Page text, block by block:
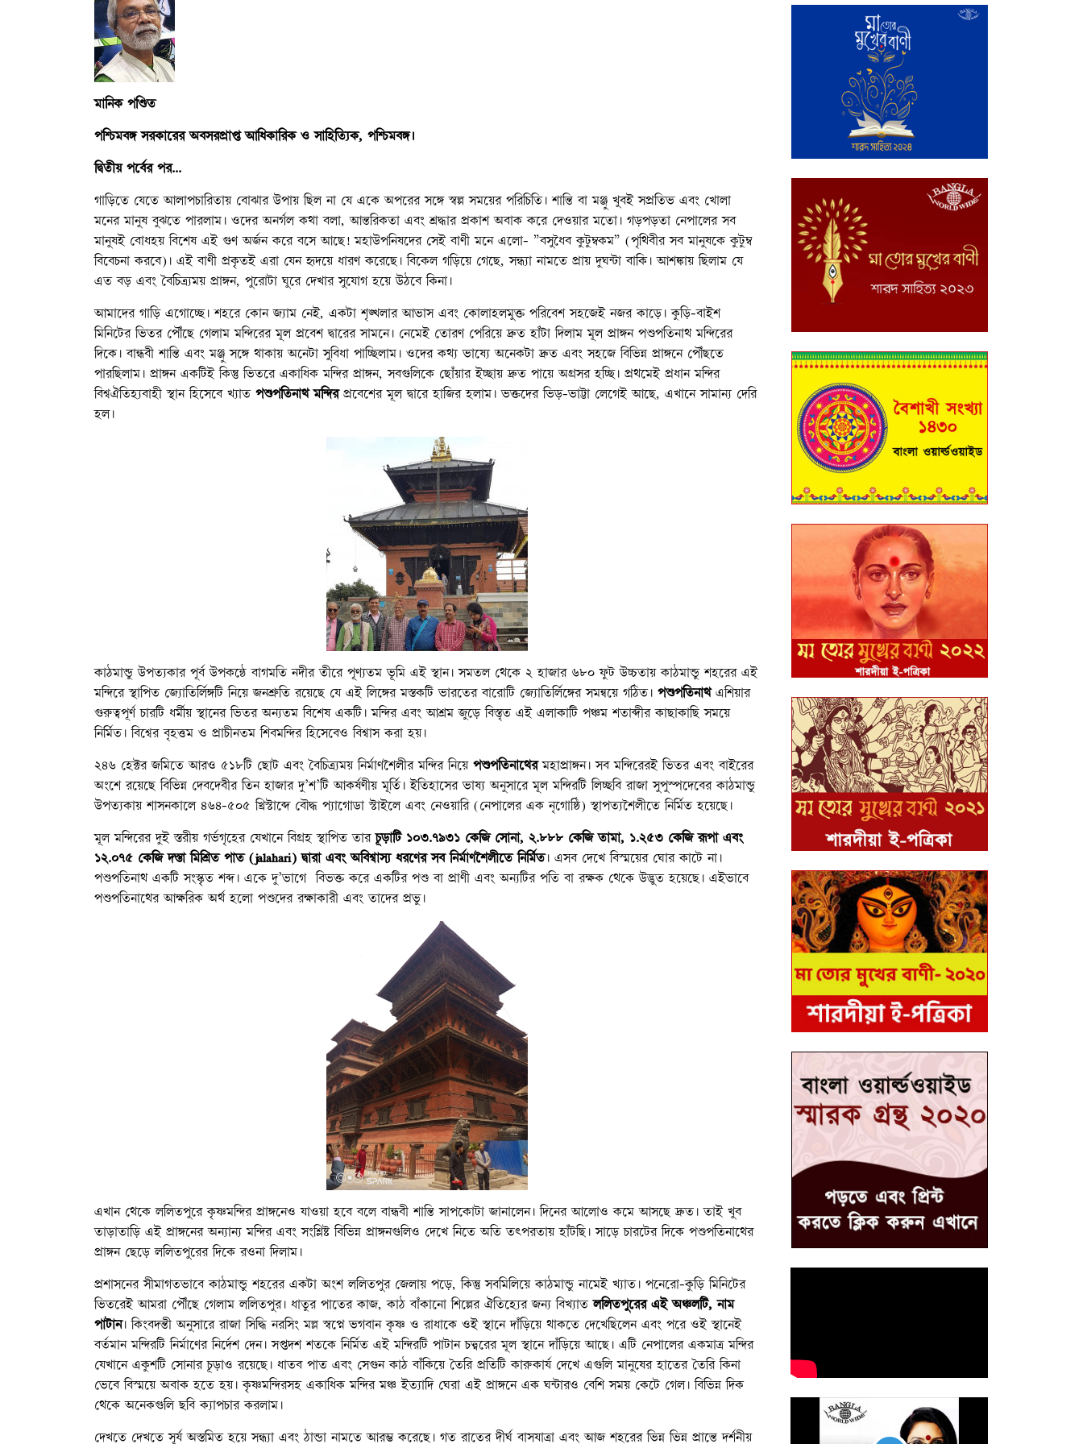
মানিক পণ্ডিত
পশ্চিমবঙ্গ সরকারের অবসরপ্রাপ্ত আধিকারিক ও সাহিত্যিক, পশ্চিমবঙ্গ।
দ্বিতীয় পর্বের পর...
গাড়িতে যেতে আলাপচারিতায় বোঝার উপায় ছিল না যে একে অপরের সঙ্গে স্বল্প সময়ের পরিচিতি। শান্তি বা মঞ্জু খুবই সপ্রতিভ এবং খোলা
মনের মানুষ বুঝতে পারলাম। ওদের অনর্গল কথা বলা, আন্তরিকতা এবং শ্রদ্ধার প্রকাশ অবাক করে দেওয়ার মতো। গড়পড়তা নেপালের সব
মানুষই বোধহয় বিশেষ এই গুণ অর্জন করে বসে আছে! মহাউপনিষদের সেই বাণী মনে এলো- ”বসুধৈব কুটুম্বকম” (পৃথিবীর সব মানুষকে কুটুম্ব
বিবেচনা করবে)। এই বাণী প্রকৃতই এরা যেন হৃদয়ে ধারণ করেছে। বিকেল গড়িয়ে গেছে, সন্ধ্যা নামতে প্রায় দুঘন্টা বাকি। আশঙ্কায় ছিলাম যে
এত বড় এবং বৈচিত্র্যময় প্রাঙ্গন, পুরোটা ঘুরে দেখার সুযোগ হয়ে উঠবে কিনা।
আমাদের গাড়ি এগোচ্ছে। শহরে কোন জ্যাম নেই, একটা শৃঙ্খলার আভাস এবং কোলাহলমুক্ত পরিবেশ সহজেই নজর কাড়ে। কুড়ি-বাইশ
মিনিটের ভিতর পৌঁছে গেলাম মন্দিরের মূল প্রবেশ দ্বারের সামনে। নেমেই তোরণ পেরিয়ে দ্রুত হাঁটা দিলাম মূল প্রাঙ্গন পশুপতিনাথ মন্দিরের
দিকে। বান্ধবী শান্তি এবং মঞ্জু সঙ্গে থাকায় অনেটা সুবিধা পাচ্ছিলাম। ওদের কথ্য ভাষ্যে অনেকটা দ্রুত এবং সহজে বিভিন্ন প্রাঙ্গনে পৌঁছতে
পারছিলাম। প্রাঙ্গন একটিই কিন্তু ভিতরে একাধিক মন্দির প্রাঙ্গন, সবগুলিকে ছোঁয়ার ইচ্ছায় দ্রুত পায়ে অগ্রসর হচ্ছি। প্রথমেই প্রধান মন্দির
বিশ্বঐতিহ্যবাহী স্থান হিসেবে খ্যাতপশুপতিনাথ মন্দিরপ্রবেশের মূল দ্বারে হাজির হলাম। ভক্তদের ভিড়-ভাট্টা লেগেই আছে, এখানে সামান্য দেরি
হল।
কাঠমান্ডু উপত্যকার পূর্ব উপকন্ঠে বাগমতি নদীর তীরে পূণ্যতম ভূমি এই স্থান। সমতল থেকে ২ হাজার ৬৮০ ফুট উচ্চতায় কাঠমান্ডু শহরের এই
মন্দিরে স্থাপিত জ্যোতির্লিঙ্গটি নিয়ে জনশ্রুতি রয়েছে যে এই লিঙ্গের মস্তকটি ভারতের বারোটি জ্যোতির্লিঙ্গের সমন্বয়ে গঠিত। পশুপতিনাথএশিয়ার
গুরুত্বপূর্ণ চারটি ধর্মীয় স্থানের ভিতর অন্যতম বিশেষ একটি। মন্দির এবং আশ্রম জুড়ে বিস্তৃত এই এলাকাটি পঞ্চম শতাব্দীর কাছাকাছি সময়ে
নির্মিত। বিশ্বের বৃহত্তম ও প্রাচীনতম শিবমন্দির হিসেবেও বিশ্বাস করা হয়।
২৪৬ হেক্টর জমিতে আরও ৫১৮টি ছোট এবং বৈচিত্র্যময় নির্মাণশৈলীর মন্দির নিয়েপশুপতিনাথেরমহাপ্রাঙ্গন। সব মন্দিরেরই ভিতর এবং বাইরের
অংশে রয়েছে বিভিন্ন দেবদেবীর তিন হাজার দু’শ’টি আকর্ষণীয় মূর্তি। ইতিহাসের ভাষ্য অনুসারে মূল মন্দিরটি লিচ্ছবি রাজা সুপুস্পদেবের কাঠমান্ডু
উপত্যকায় শাসনকালে ৪৬৪-৫০৫ খ্রিস্টাব্দে বৌদ্ধ প্যাগোডা স্টাইলে এবং নেওয়ারি (নেপালের এক নৃগোষ্ঠি) স্থাপত্যশৈলীতে নির্মিত হয়েছে।
মূল মন্দিরের দুই স্তরীয় গর্ভগৃহের যেখানে বিগ্রহ স্থাপিত তারচূড়াটি ১০৩.৭৯৩১ কেজি সোনা, ২.৮৮৮ কেজি তামা, ১.২৫৩ কেজি রূপা এবং
১২.০৭৫ কেজি দস্তা মিশ্রিত পাত (jalahari) দ্বারা এবং অবিশ্বাস্য ধরণের সব নির্মাণশৈলীতে নির্মিত। এসব দেখে বিস্ময়ের ঘোর কাটে না।
পশুপতিনাথ একটি সংস্কৃত শব্দ। একে দু’ভাগে বিভক্ত করে একটির পশু বা প্রাণী এবং অন্যটির পতি বা রক্ষক থেকে উদ্ভুত হয়েছে। এইভাবে
পশুপতিনাথের আক্ষরিক অর্থ হলো পশুদের রক্ষাকারী এবং তাদের প্রভু।
এখান থেকে ললিতপুরে কৃষ্ণমন্দির প্রাঙ্গনেও যাওয়া হবে বলে বান্ধবী শান্তি সাপকোটা জানালেন। দিনের আলোও কমে আসছে দ্রুত। তাই খুব
তাড়াতাড়ি এই প্রাঙ্গনের অন্যান্য মন্দির এবং সংশ্লিষ্ট বিভিন্ন প্রাঙ্গনগুলিও দেখে নিতে অতি তৎপরতায় হাঁটছি। সাড়ে চারটের দিকে পশুপতিনাথের
প্রাঙ্গন ছেড়ে ললিতপুরের দিকে রওনা দিলাম।
প্রশাসনের সীমাগতভাবে কাঠমান্ডু শহরের একটা অংশ ললিতপুর জেলায় পড়ে, কিন্তু সবমিলিয়ে কাঠমান্ডু নামেই খ্যাত। পনেরো-কুড়ি মিনিটের
ভিতরেই আমরা পৌঁছে গেলাম ললিতপুর। ধাতুর পাতের কাজ, কাঠ বাঁকানো শিল্পের ঐতিহ্যের জন্য বিখ্যাতললিতপুরের এই অঞ্চলটি, নাম
পাটান। কিংবদন্তী অনুসারে রাজা সিদ্ধি নরসিং মল্ল স্বপ্নে ভগবান কৃষ্ণ ও রাধাকে ওই স্থানে দাঁড়িয়ে থাকতে দেখেছিলেন এবং পরে ওই স্থানেই
বর্তমান মন্দিরটি নির্মাণের নির্দেশ দেন। সপ্তদশ শতকে নির্মিত এই মন্দিরটি পাটান চত্ত্বরের মূল স্থানে দাঁড়িয়ে আছে। এটি নেপালের একমাত্র মন্দির
যেখানে একুশটি সোনার চূড়াও রয়েছে। ধাতব পাত এবং সেগুন কাঠ বাঁকিয়ে তৈরি প্রতিটি কারুকার্য দেখে এগুলি মানুষের হাতের তৈরি কিনা
ভেবে বিস্ময়ে অবাক হতে হয়। কৃষ্ণমন্দিরসহ একাধিক মন্দির মঞ্চ ইত্যাদি ঘেরা এই প্রাঙ্গনে এক ঘন্টারও বেশি সময় কেটে গেল। বিভিন্ন দিক
থেকে অনেকগুলি ছবি ক্যাপচার করলাম।
দেখতে দেখতে সূর্য অস্তমিত হয়ে সন্ধ্যা এবং ঠান্ডা নামতে আরম্ভ করেছে। গত রাতের দীর্ঘ বাসযাত্রা এবং আজ শহরের ভিন্ন ভিন্ন প্রান্তে দর্শনীয়